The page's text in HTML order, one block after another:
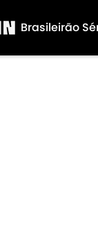
Brasileirão